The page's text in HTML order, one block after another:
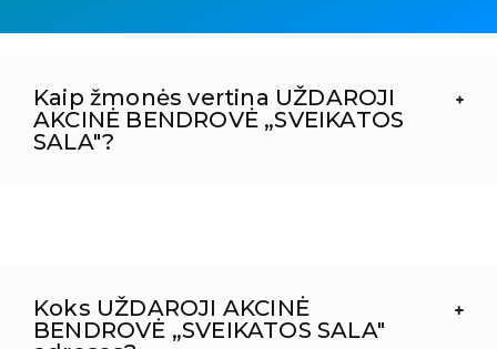
Kaip žmonės vertina UŽDAROJI
AKCINĖ BENDROVĖ „SVEIKATOS
SALA"?
Koks UŽDAROJI AKCINĖ
BENDROVĖ „SVEIKATOS SALA"